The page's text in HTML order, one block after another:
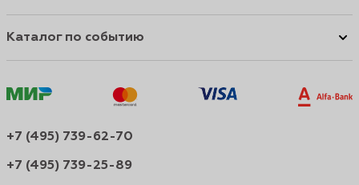
Каталог по событию
+7 (495) 739-62-70
+7 (495) 739-25-89